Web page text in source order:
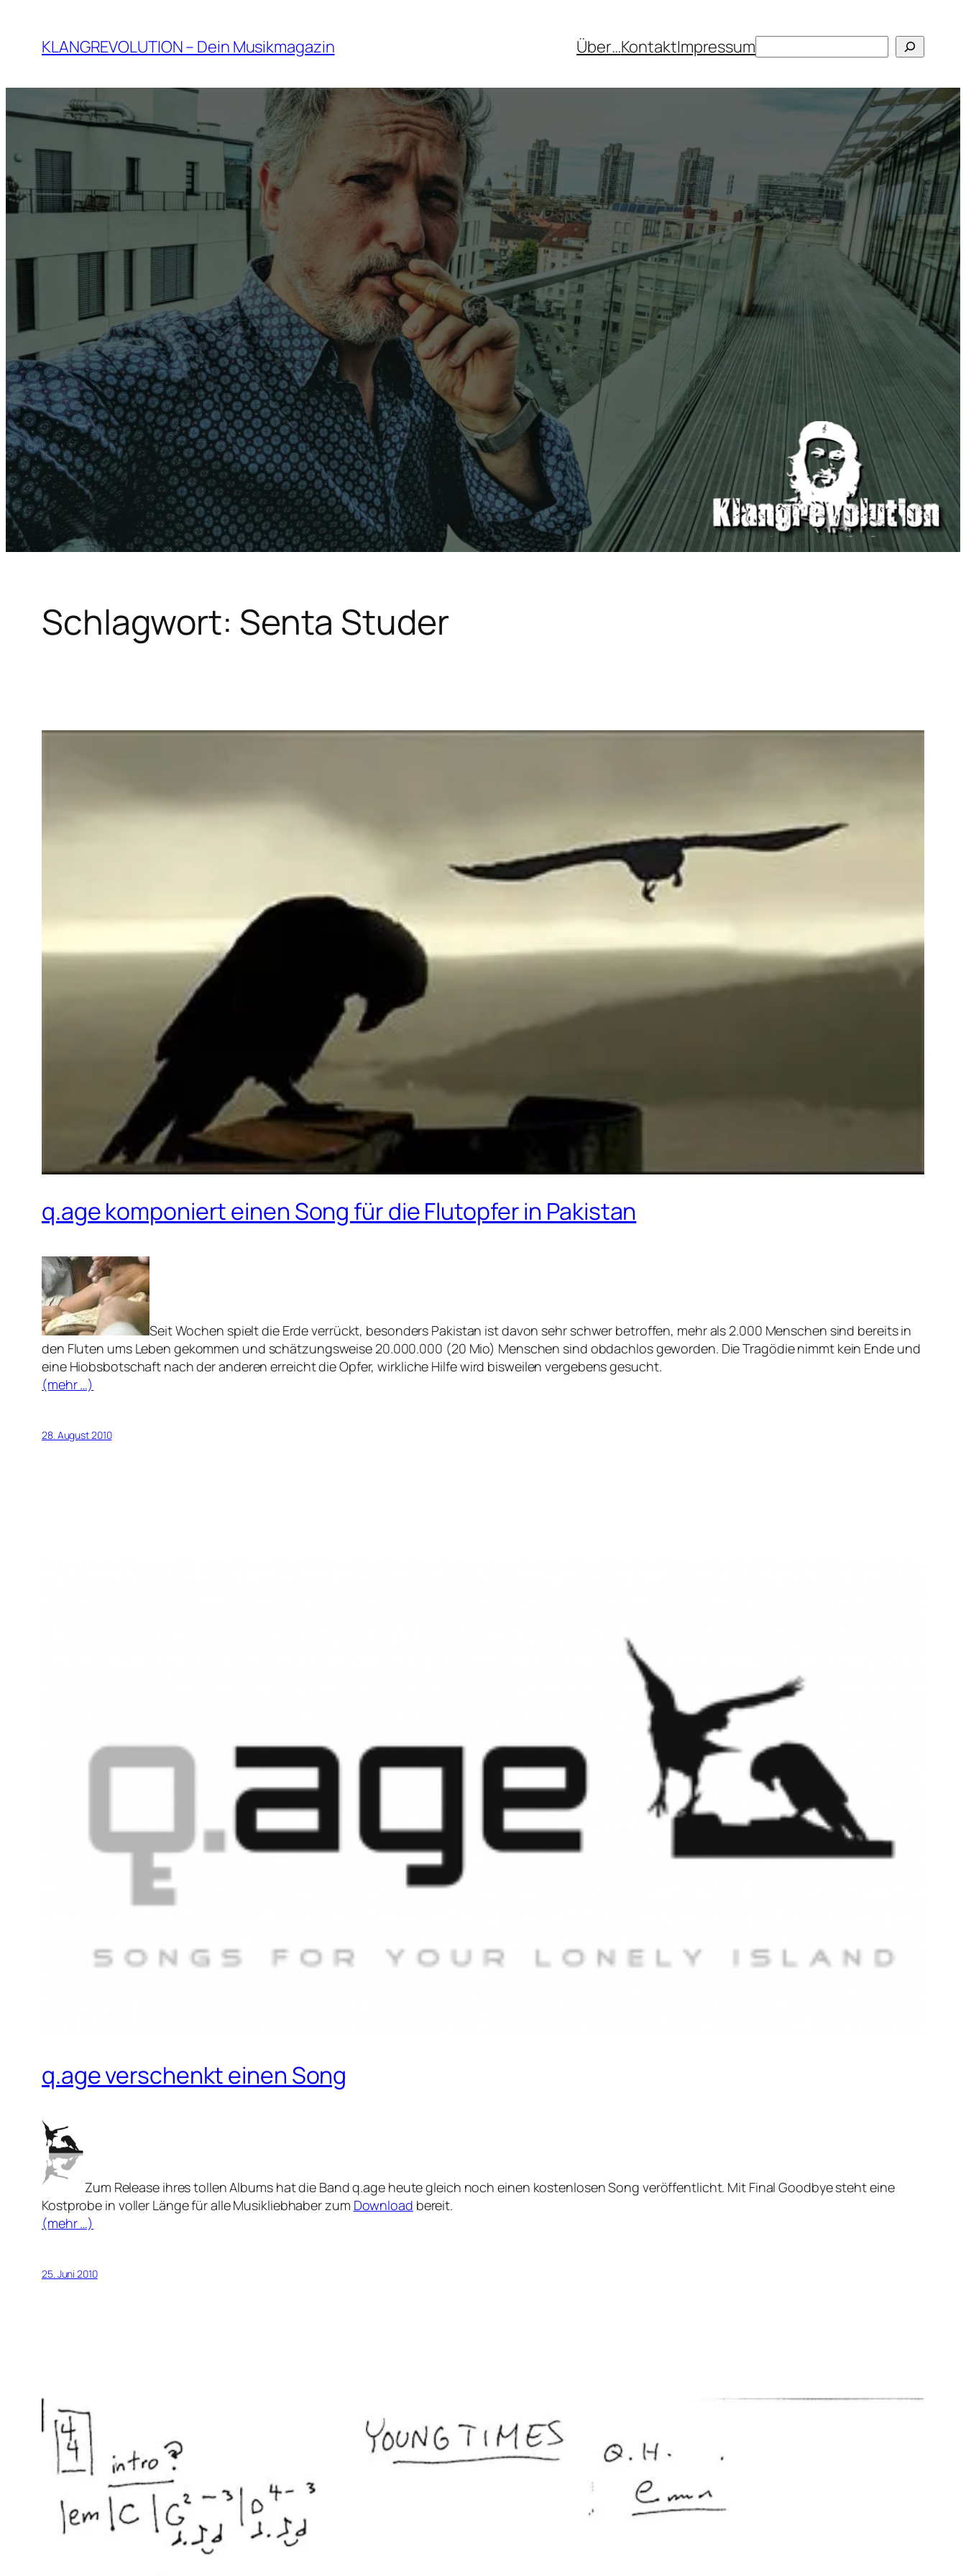
Inhalt
springen
KLANGREVOLUTION – Dein Musikmagazin Über…KontaktImpressum
Schlagwort: Senta Studer
q.age komponiert einen Song für die Flutopfer in Pakistan
Seit Wochen spielt die Erde verrückt, besonders Pakistan ist davon sehr schwer betroffen, mehr als 2.000 Menschen sind bereits in
den Fluten ums Leben gekommen und schätzungsweise 20.000.000 (20 Mio) Menschen sind obdachlos geworden. Die Tragödie nimmt kein Ende und
eine Hiobsbotschaft nach der anderen erreicht die Opfer, wirkliche Hilfe wird bisweilen vergebens gesucht.
(mehr …)
28. August 2010
q.age verschenkt einen Song
Zum Release ihres tollen Albums hat die Band q.age heute gleich noch einen kostenlosen Song veröffentlicht. Mit Final Goodbye steht eine
Kostprobe in voller Länge für alle Musikliebhaber zum Download bereit.
(mehr …)
25. Juni 2010